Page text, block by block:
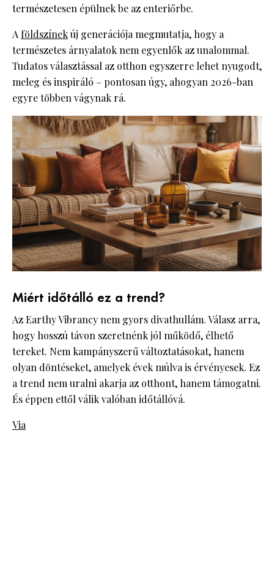
természetesen épülnek be az enteriőrbe.
A földszínekúj generációja megmutatja, hogy a
természetes árnyalatok nem egyenlők az unalommal.
Tudatos választással az otthon egyszerre lehet nyugodt,
meleg és inspiráló – pontosan úgy, ahogyan 2026-ban
egyre többen vágynak rá.
Miért időtálló ez a trend?
Az Earthy Vibrancy nem gyors divathullám. Válasz arra,
hogy hosszú távon szeretnénk jól működő, élhető
tereket. Nem kampányszerű változtatásokat, hanem
olyan döntéseket, amelyek évek múlva is érvényesek. Ez
a trend nem uralni akarja az otthont, hanem támogatni.
És éppen ettől válik valóban időtállóvá.
Via